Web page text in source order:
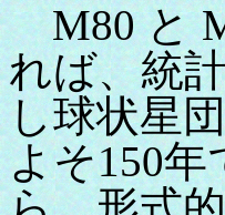
M80 と
れば、統
し球状星
よそ150